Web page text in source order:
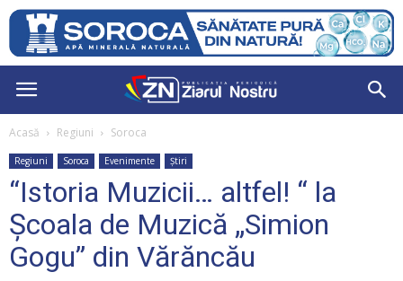
Acasă Regiuni Soroca
Regiuni Soroca Evenimente Știri
“Istoria Muzicii… altfel! “ la
Școala de Muzică „Simion
Gogu” din Vărăncău